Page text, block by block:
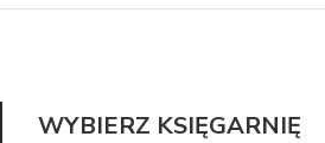
WYBIERZ KSIĘGARNIĘ